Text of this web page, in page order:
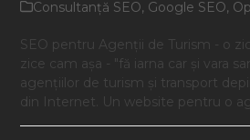
Consultanţă SEO, Google SEO,
SEO pentru Agenţii de Turism - o
zice cam aşa - "fă iarna car şi vara
agenţiilor de turism şi transport
din Internet. Un website pentru o